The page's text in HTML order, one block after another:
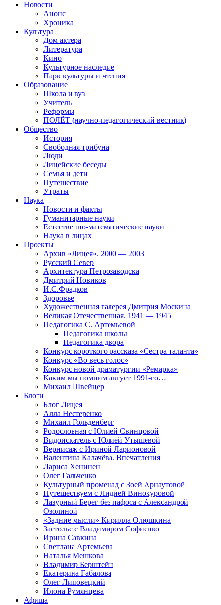
Новости
Анонс
Хроника
Культура
Дом актёра
Литература
Кино
Культурное наследие
Парк культуры и чтения
Образование
Школа и вуз
Учитель
Реформы
ПОЛЁТ (научно-педагогический вестник)
Общество
История
Свободная трибуна
Люди
Лицейские беседы
Семья и дети
Путешествие
Утраты
Наука
Новости и факты
Гуманитарные науки
Естественно-математические науки
Наука в лицах
Проекты
Архив «Лицея». 2000 — 2003
Русский Север
Архитектура Петрозаводска
Дмитрий Новиков
И.С.Фрадков
Здоровье
Художественная галерея Дмитрия Москина
Великая Отечественная. 1941 — 1945
Педагогика С. Артемьевой
Педагогика школы
Педагогика двора
Конкурс короткого рассказа «Сестра таланта»
Конкурс «Во весь голос»
Конкурс новой драматургии «Ремарка»
Каким мы помним август 1991-го…
Михаил Швейцер
Блоги
Блог Лицея
Алла Нестеренко
Михаил Гольденберг
Родословная с Юлией Свинцовой
Видоискатель с Юлией Утышевой
Вернисаж с Ириной Ларионовой
Валентина Калачёва. Впечатления
Лариса Хенинен
Олег Гальченко
Культурный променад с Зоей Арнаутовой
Путешествуем с Лидией Винокуровой
Лазурный Берег без пафоса с Александрой
Озолиной
«Задние мысли» Кирилла Олюшкина
Застолье с Владимиром Софиенко
Ирина Савкина
Светлана Артемьева
Наталья Мешкова
Владимир Берштейн
Екатерина Габалова
Олег Липовецкий
Илона Румянцева
Афиша